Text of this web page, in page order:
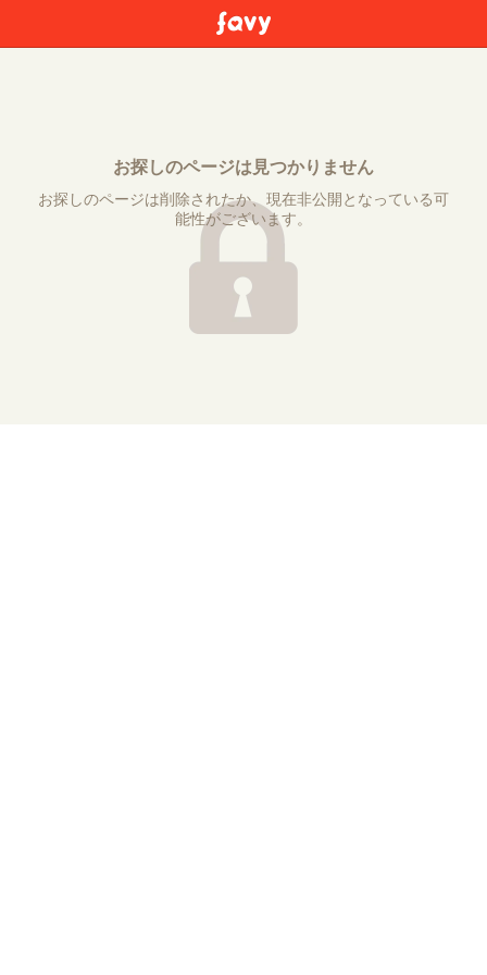
お探しのページは見つかりません
お探しのページは削除されたか、現在非公開となっている可
能性がございます。